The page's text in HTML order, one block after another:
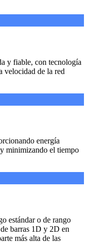
y fiable, con tecnología
de la red
energía
minimizando el tiempo
estándar o de rango
barras 1D y 2D en
más alta de las